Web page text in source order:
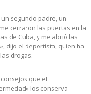
segundo padre, un
cerraron las puertas en la
de Cuba, y me abrió las
dijo el deportista, quien ha
drogas.
que el
los conserva